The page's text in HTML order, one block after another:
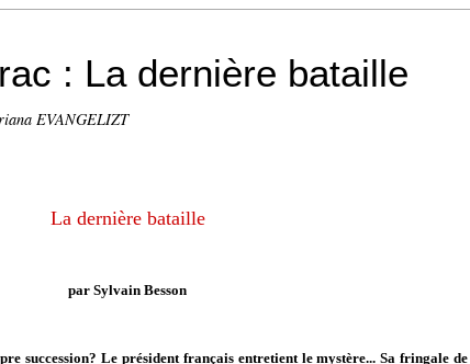
: La dernière bataille
EVANGELIZT
La dernière bataille
par Sylvain Besson
succession? Le président français entretient le mystère... Sa fringale de